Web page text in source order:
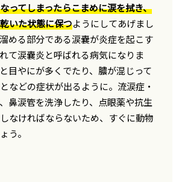
ってしまったらこまめに涙を拭き、
いた状態に保つようにしてあげまし
める部分である涙嚢が炎症を起こす
て涙嚢炎と呼ばれる病気になりま
目やにが多くでたり、膿が混じって
などの症状が出るように。流涙症・
鼻涙管を洗浄したり、点眼薬や抗生
なければならないため、すぐに動物
う。